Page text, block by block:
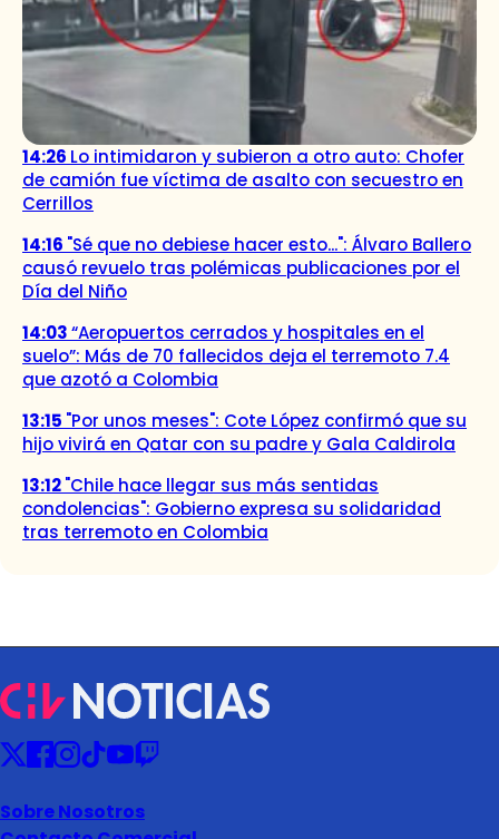
14:26 Lo intimidaron y subieron a otro auto: Chofer
de camión fue víctima de asalto con secuestro en
Cerrillos
14:16 "Sé que no debiese hacer esto...": Álvaro Ballero
causó revuelo tras polémicas publicaciones por el
Día del Niño
14:03“Aeropuertos cerrados y hospitales en el
suelo”: Más de 70 fallecidos deja el terremoto 7.4
que azotó a Colombia
13:15 "Por unos meses": Cote López confirmó que su
hijo vivirá en Qatar con su padre y Gala Caldirola
13:12"Chile hace llegar sus más sentidas
condolencias": Gobierno expresa su solidaridad
tras terremoto en Colombia
Sobre Nosotros